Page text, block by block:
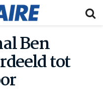
Ben
tot